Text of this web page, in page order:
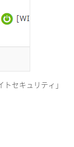
セキュリティ」